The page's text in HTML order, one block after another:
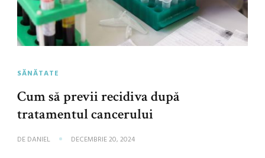
SĂNĂTATE
Cum să previi recidiva după
tratamentul cancerului
DE DANIEL DECEMBRIE 20, 2024